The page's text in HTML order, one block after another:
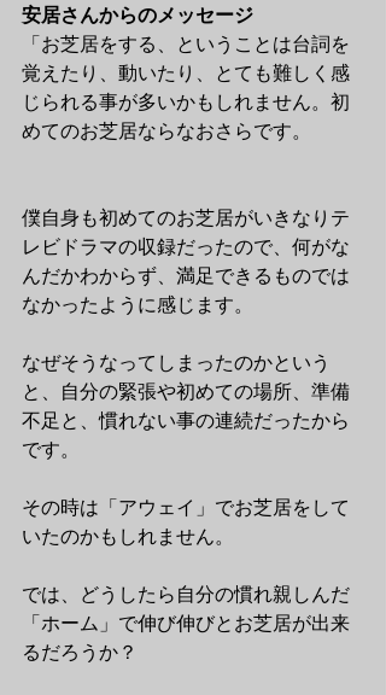
安居さんからのメッセージ
「お芝居をする、ということは台詞を
覚えたり、動いたり、とても難しく感
じられる事が多いかもしれません。初
めてのお芝居ならなおさらです。
僕自身も初めてのお芝居がいきなりテ
レビドラマの収録だったので、何がな
んだかわからず、満足できるものでは
なかったように感じます。
なぜそうなってしまったのかという
と、自分の緊張や初めての場所、準備
不足と、慣れない事の連続だったから
です。
その時は「アウェイ」でお芝居をして
いたのかもしれません。
では、どうしたら自分の慣れ親しんだ
「ホーム」で伸び伸びとお芝居が出来
るだろうか？